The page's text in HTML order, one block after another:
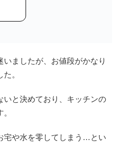
ましたが、お値段がかなり
。
いと決めており、キッチンの
宅や水を零してしまう…とい